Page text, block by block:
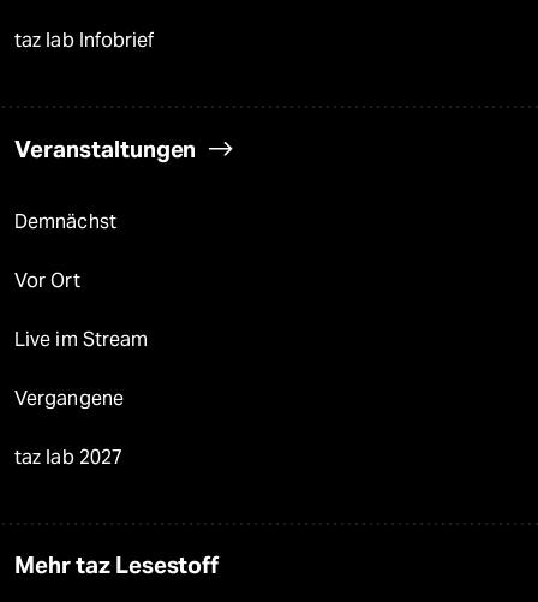
taz lab Infobrief
Veranstaltungen
Demnächst
Vor Ort
Live im Stream
Vergangene
taz lab 2027
Mehr taz Lesestoff